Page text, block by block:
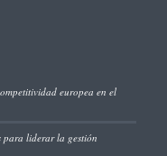
europea en el
para liderar la gestión